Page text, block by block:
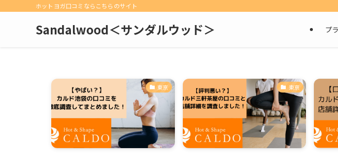
ホットヨガ口コミならこちらのサイト
Sandalwood＜サンダルウッド＞ プ
東京 東京